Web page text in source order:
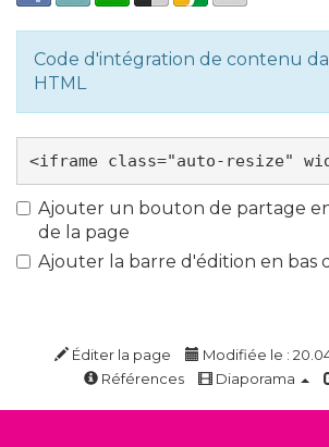
Code d'intégration de contenu
HTML
Ajouter un bouton de partage
de la page
Ajouter la barre d'édition en bas
Éditer la page
Modifiée le :
Références
Diaporama